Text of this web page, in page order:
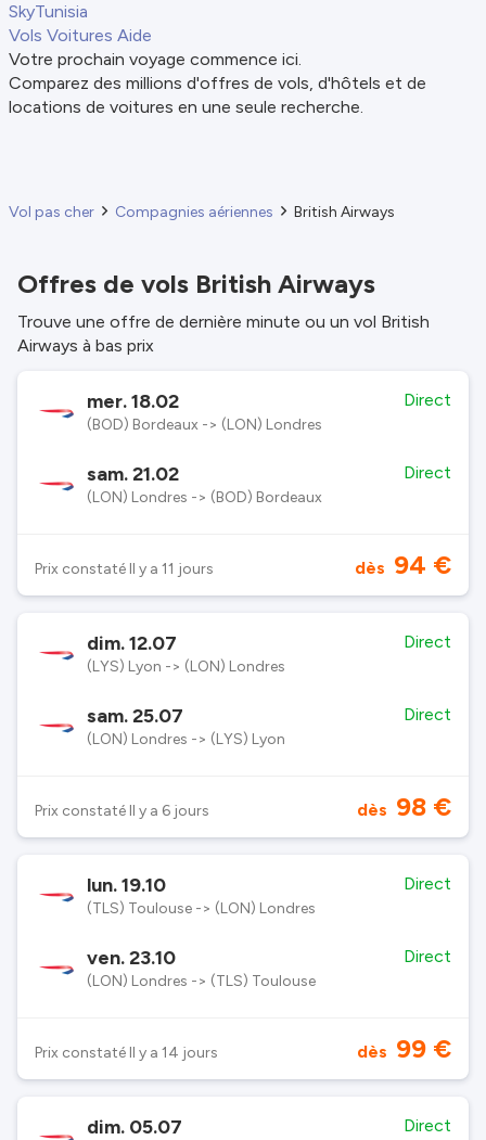
SkyTunisia
Vols Voitures Aide
Votre prochain voyage commence ici.
Comparez des millions d'offres de vols, d'hôtels et de
locations de voitures en une seule recherche.
Vol pas cher Compagnies aériennes British Airways
Offres de vols British Airways
Trouve une offre de dernière minute ou un vol British
Airways à bas prix
mer. 18.02
(BOD) Bordeaux -> (LON) Londres
Direct
sam. 21.02
(LON) Londres -> (BOD) Bordeaux
Direct
Prix constaté Il y a 11 jours dès 94 €
dim. 12.07
(LYS) Lyon -> (LON) Londres
Direct
sam. 25.07
(LON) Londres -> (LYS) Lyon
Direct
Prix constaté Il y a 6 jours dès 98 €
lun. 19.10
(TLS) Toulouse -> (LON) Londres
Direct
ven. 23.10
(LON) Londres -> (TLS) Toulouse
Direct
Prix constaté Il y a 14 jours dès 99 €
dim. 05.07 Direct